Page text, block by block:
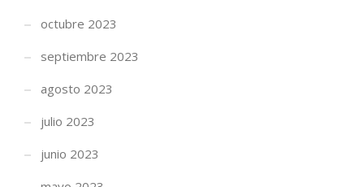
octubre 2023
septiembre 2023
agosto 2023
julio 2023
junio 2023